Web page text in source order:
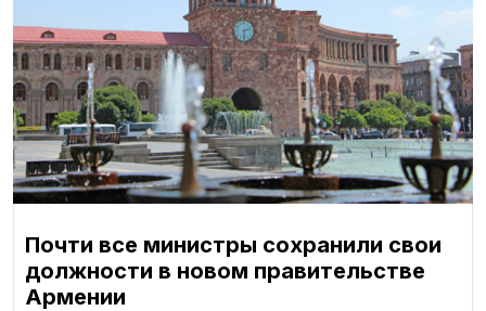
Почти все министры сохранили свои
должности в новом правительстве
Армении